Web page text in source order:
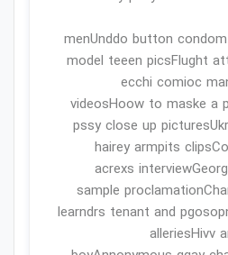
menUnddo button
model teeen picsFlught
ecchi comioc
videosHoow to maske a
pssy close up
hairey armpits
acrexs
sample
learndrs tenant and
alleriesHivv